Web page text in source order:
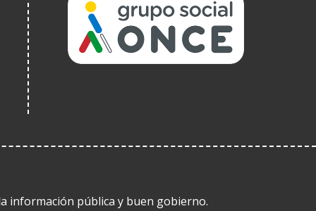
información pública y buen gobierno.